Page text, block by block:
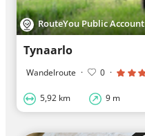
RouteYou Public Account
Tynaarlo
Wandelroute · 0 ·
5,92 km 9 m